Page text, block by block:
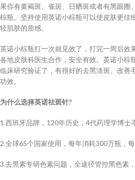
果你有黄褐斑、雀斑、日晒斑或者有黑眼圈
棕瓶。坚持使用英诺小棕瓶可以使皮肤更佳
轻肌肤的质感。
英诺小棕瓶打一次就见效了，打完一周后效
各地皮肤科医生合作，安全有效。英诺小棕
临床研究验证了，有很好的去黑淡斑、改善
功效。
为什么选择英诺祛斑针?
1.西班牙品牌，120年历史，4代药理学博士
2.全球65个国家使用，每年消耗300万瓶，
3.去黑素专研色素问题，全途径管控黑色素